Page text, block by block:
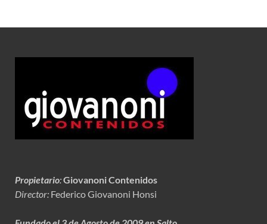
Propietario:Giovanoni Contenidos
Director: Federico Giovanoni Honsi